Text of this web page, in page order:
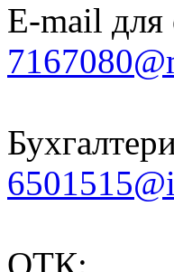
E-mail для